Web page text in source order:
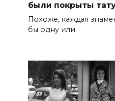
были покрыты
Похоже, каждая
бы одну или